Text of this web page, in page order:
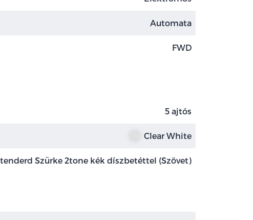
Automata
FWD
5 ajtós
Clear White
Szürke 2tone kék díszbetéttel (Szövet)